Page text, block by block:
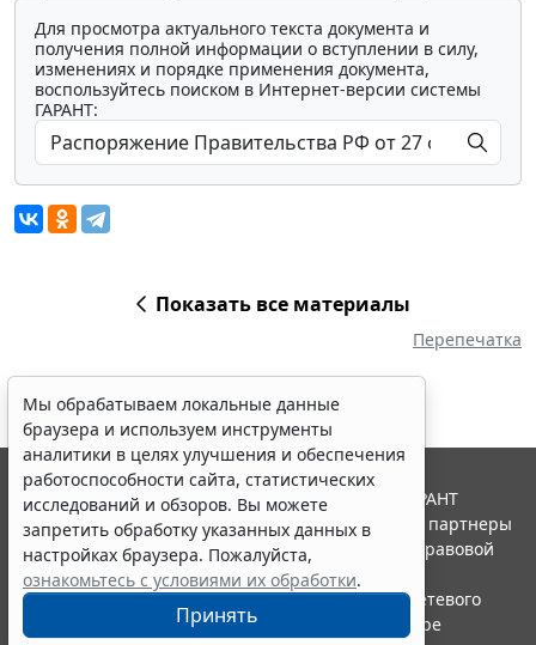
Для просмотра актуального текста документа и
получения полной информации о вступлении в силу,
изменениях и порядке применения документа,
воспользуйтесь поиском в Интернет-версии системы
ГАРАНТ:
Показать все материалы
Перепечатка
Мы обрабатываем локальные данные
браузера и используем инструменты
аналитики в целях улучшения и обеспечения
работоспособности сайта, статистических
исследований и обзоров. Вы можете
запретить обработку указанных данных в
настройках браузера. Пожалуйста,
ознакомьтесь с условиями их обработки.
Принять
© ООО "НПП "ГАРАНТ-СЕРВИС", 2026. Система ГАРАНТ
выпускается с 1990 года. Компания "Гарант" и ее партнеры
являются участниками Российской ассоциации правовой
информации ГАРАНТ.
Портал ГАРАНТ.РУ зарегистрирован в качестве сетевого
издания Федеральной службой по надзору в сфере